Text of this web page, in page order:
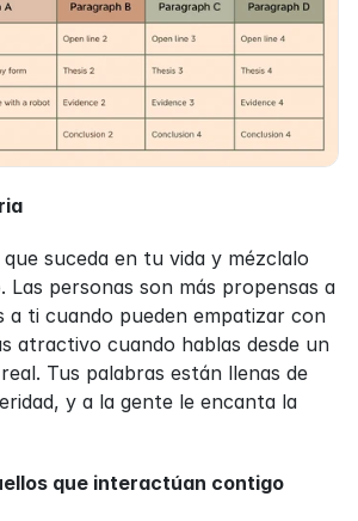
suceda en tu vida y mézclalo
personas son más propensas a
a ti cuando pueden empatizar con
atractivo cuando hablas desde un
Tus palabras están llenas de
y a la gente le encanta la
que interactúan contigo